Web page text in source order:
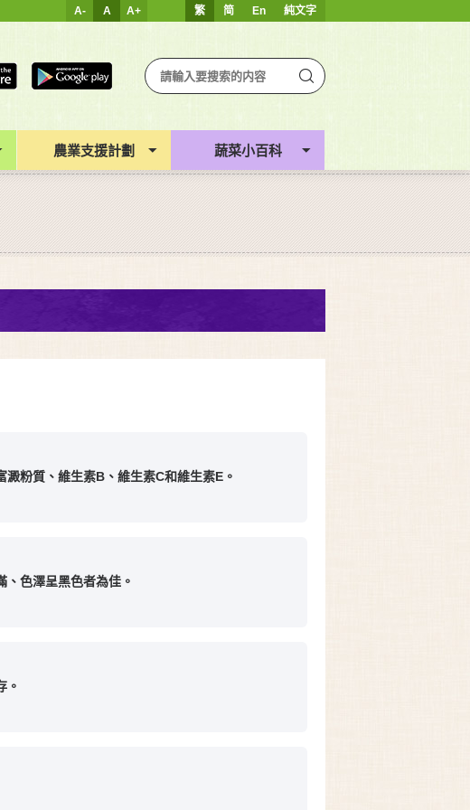
繁 简 En 純文字
A- A A+
農業支援計劃 蔬菜小百科
澱粉質、維生素B、維生素C和維生素E。
、色澤呈黑色者為佳。
。